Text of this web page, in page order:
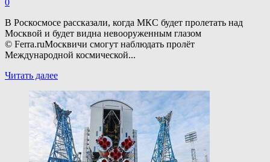
В Роскосмосе рассказали, когда МКС будет пролетать над
Москвой и будет видна невооруженным глазом
© Ferra.ruМосквичи смогут наблюдать пролёт
Международной космической...
Читать далееПрочитать
о
Жители
Москвы
и области
смогут
увидеть